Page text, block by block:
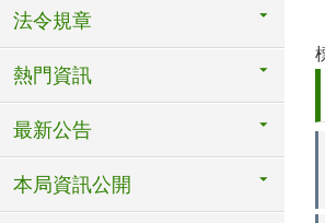
法令規章
熱門資訊
最新公告
本局資訊公開